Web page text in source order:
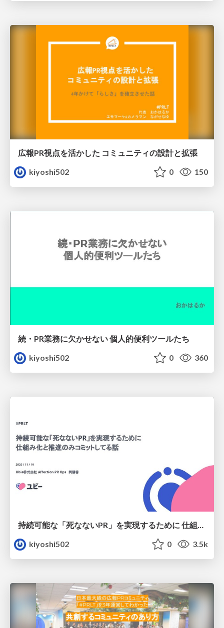
広報PR視点を活かした コミュニティの設計と拡張
kiyoshi502
0 150
続・PR業務に欠かせない 個人的便利ツールたち
kiyoshi502
0 360
持続可能な「死なないPR」を実現するために 仕組み化と推進のみコミットしてる話
kiyoshi502
0 3.5k